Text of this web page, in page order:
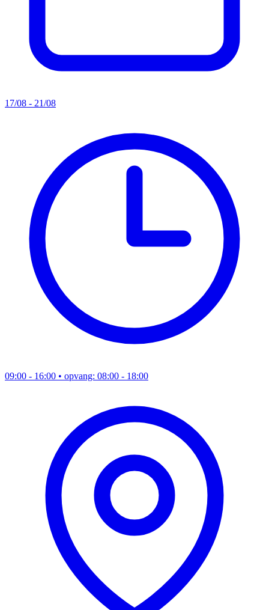
17/08 - 21/08
09:00 - 16:00 • opvang: 08:00 - 18:00